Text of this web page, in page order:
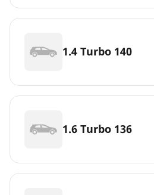
1.4 Turbo 140
1.6 Turbo 136